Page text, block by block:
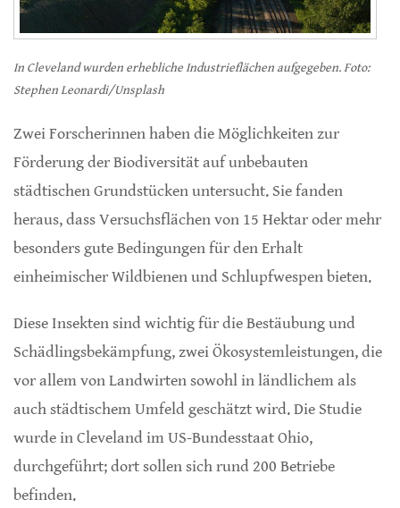
In Cleveland wurden erhebliche Industrieflächen aufgegeben. Foto:
Stephen Leonardi/Unsplash
Zwei Forscherinnen haben die Möglichkeiten zur
Förderung der Biodiversität auf unbebauten
städtischen Grundstücken untersucht. Sie fanden
heraus, dass Versuchsflächen von 15 Hektar oder mehr
besonders gute Bedingungen für den Erhalt
einheimischer Wildbienen und Schlupfwespen bieten.
Diese Insekten sind wichtig für die Bestäubung und
Schädlingsbekämpfung, zwei Ökosystemleistungen, die
vor allem von Landwirten sowohl in ländlichem als
auch städtischem Umfeld geschätzt wird. Die Studie
wurde in Cleveland im US-Bundesstaat Ohio,
durchgeführt; dort sollen sich rund 200 Betriebe
befinden.